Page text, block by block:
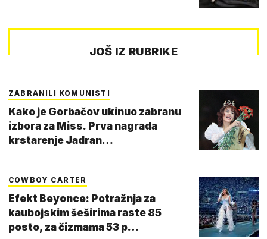
JOŠ IZ RUBRIKE
ZABRANILI KOMUNISTI
Kako je Gorbačov ukinuo zabranu
izbora za Miss. Prva nagrada
krstarenje Jadran…
COWBOY CARTER
Efekt Beyonce: Potražnja za
kaubojskim šeširima raste 85
posto, za čizmama 53 p…